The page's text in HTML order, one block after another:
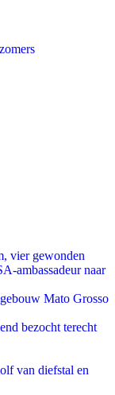
vier gewonden
ambassadeur naar
Mato Grosso
bezocht terecht
van diefstal en